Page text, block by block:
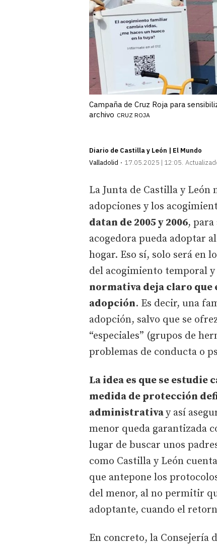
Campaña de Cruz Roja para
archivo CRUZ ROJA
Diario de Castilla y León | El Mundo
Valladolid
17.05.2025 | 12:05
La Junta de Castilla y
adopciones y los
datan de 2005 y 2006,
acogedora pueda adoptar
hogar. Eso sí, solo será en
del acogimiento temporal
normativa deja claro
adopción. Es decir, una
adopción, salvo que se
“especiales” (grupos de
problemas de conducta o
La idea es que se estudie
medida de protección
administrativay así
menor queda garantizada
lugar de buscar unos
como Castilla y León
que antepone los
del menor, al no permitir
adoptante, cuando el
En concreto, la Consejería